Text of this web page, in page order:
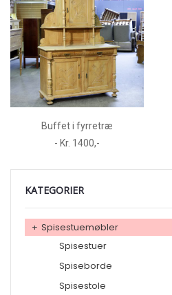
Buffet i fyrretræ
- Kr. 1400,-
KATEGORIER
+ Spisestuemøbler
Spisestuer
Spiseborde
Spisestole